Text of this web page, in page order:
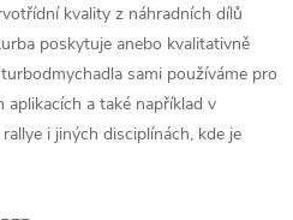
kvality z náhradních dílů
poskytuje anebo kvalitativně
sami používáme pro
a také například v
i jiných disciplínách, kde je